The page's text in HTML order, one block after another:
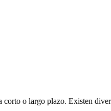
o largo plazo. Existen